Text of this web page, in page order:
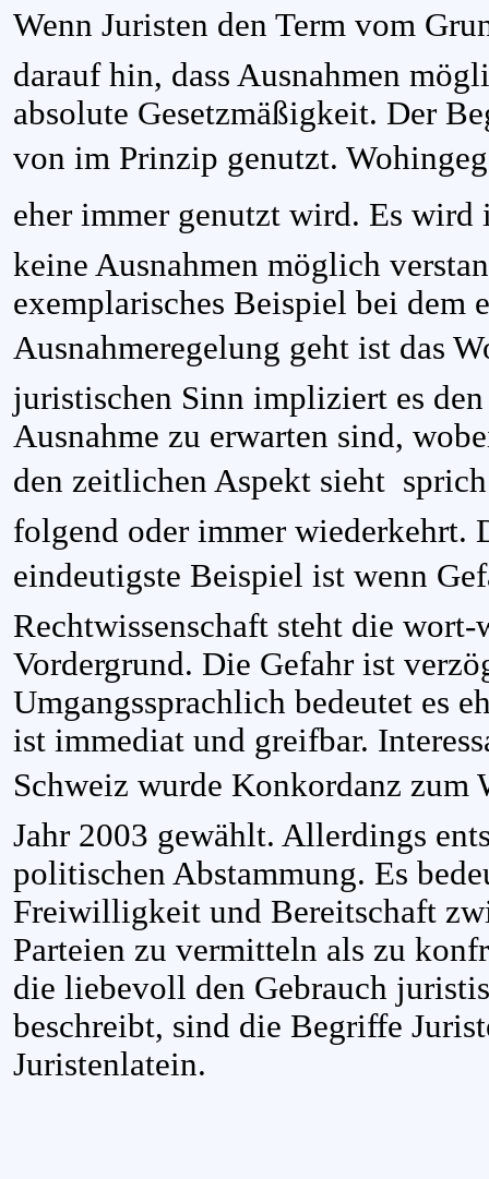
Wenn Juristen den Term vom
darauf hin, dass Ausnahmen
absolute Gesetzmäßigkeit. Der
von im Prinzip genutzt.
eher immer genutzt wird. Es
keine Ausnahmen möglich
exemplarisches Beispiel bei dem
Ausnahmeregelung geht ist das
juristischen Sinn impliziert es
Ausnahme zu erwarten sind,
den zeitlichen Aspekt sieht 
folgend oder immer wiederkehrt.
eindeutigste Beispiel ist wenn
Rechtwissenschaft steht die
Vordergrund. Die Gefahr ist
Umgangssprachlich bedeutet es
ist immediat und greifbar.
Schweiz wurde Konkordanz
Jahr 2003 gewählt. Allerdings
politischen Abstammung. Es
Freiwilligkeit und Bereitschaft
Parteien zu vermitteln als zu
die liebevoll den Gebrauch
beschreibt, sind die Begriffe
Juristenlatein.